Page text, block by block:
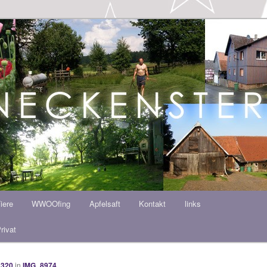
HOF
WWOOfing Apfelsaft Kontakt links